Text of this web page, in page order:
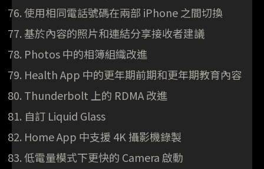
使用相同電話號碼在兩部 iPhone 之間切換
基於內容的照片和連結分享接收者建議
Photos 中的相簿組織改進
Health App 中的更年期前期和更年期教育內容
Thunderbolt 上的 RDMA 改進
自訂 Liquid Glass
Home App 中支援 4K 攝影機錄製
低電量模式下更快的 Camera 啟動